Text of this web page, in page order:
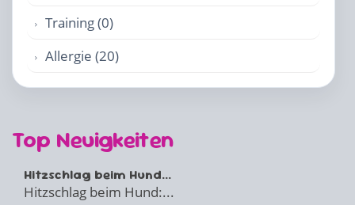
Training (0)
Allergie (20)
Top Neuigkeiten
Hitzschlag beim Hund...
Hitzschlag beim Hund:...